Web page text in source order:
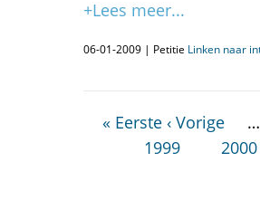
+Lees meer...
06-01-2009 | Petitie Linken naar
« Eerste ‹ Vorige …
1999
2000